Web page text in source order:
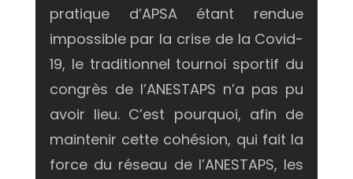
pratique d’APSA étant rendue
impossible par la crise de la Covid-
19, le traditionnel tournoi sportif du
congrès de l’ANESTAPS n’a pas pu
avoir lieu. C’est pourquoi, afin de
maintenir cette cohésion, qui fait la
force du réseau de l’ANESTAPS, les